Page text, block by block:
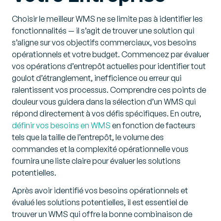
Choisir le meilleur WMS ne se limite pas à identifier les
fonctionnalités — il s’agit de trouver une solution qui
s’aligne sur vos objectifs commerciaux, vos besoins
opérationnels et votre budget. Commencez par évaluer
vos opérations d’entrepôt actuelles pour identifier tout
goulot d’étranglement, inefficience ou erreur qui
ralentissent vos processus. Comprendre ces points de
douleur vous guidera dans la sélection d’un WMS qui
répond directement à vos défis spécifiques. En outre,
définir vos besoins en WMS en fonction de facteurs
tels que la taille de l’entrepôt, le volume des
commandes et la complexité opérationnelle vous
fournira une liste claire pour évaluer les solutions
potentielles.
Après avoir identifié vos besoins opérationnels et
évalué les solutions potentielles, il est essentiel de
trouver un WMS qui offre la bonne combinaison de